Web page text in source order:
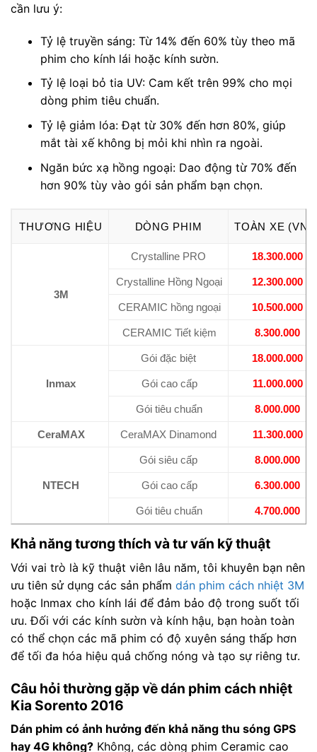
cần lưu ý:
Tỷ lệ truyền sáng: Từ 14% đến 60% tùy theo mã
phim cho kính lái hoặc kính sườn.
Tỷ lệ loại bỏ tia UV: Cam kết trên 99% cho mọi
dòng phim tiêu chuẩn.
Tỷ lệ giảm lóa: Đạt từ 30% đến hơn 80%, giúp
mắt tài xế không bị mỏi khi nhìn ra ngoài.
Ngăn bức xạ hồng ngoại: Dao động từ 70% đến
hơn 90% tùy vào gói sản phẩm bạn chọn.
THƯƠNG HIỆU DÒNG PHIM TOÀN XE
3M
Crystalline PRO 18.300.000
Crystalline Hồng Ngoại 12.300.000
CERAMIC hồng ngoại 10.500.000
CERAMIC Tiết kiệm 8.300.000
Inmax
Gói đặc biệt 18.000.000
Gói cao cấp 11.000.000
Gói tiêu chuẩn 8.000.000
CeraMAX CeraMAX Dinamond 11.300.000
NTECH
Gói siêu cấp 8.000.000
Gói cao cấp 6.300.000
Gói tiêu chuẩn 4.700.000
Khả năng tương thích và tư vấn kỹ thuật
Với vai trò là kỹ thuật viên lâu năm, tôi khuyên bạn nên
ưu tiên sử dụng các sản phẩm dán phim cách nhiệt 3M
hoặc Inmax cho kính lái để đảm bảo độ trong suốt tối
ưu. Đối với các kính sườn và kính hậu, bạn hoàn toàn
có thể chọn các mã phim có độ xuyên sáng thấp hơn
để tối đa hóa hiệu quả chống nóng và tạo sự riêng tư.
Câu hỏi thường gặp về dán phim cách nhiệt
Kia Sorento 2016
Dán phim có ảnh hưởng đến khả năng thu sóng GPS
hay 4G không? Không, các dòng phim Ceramic cao